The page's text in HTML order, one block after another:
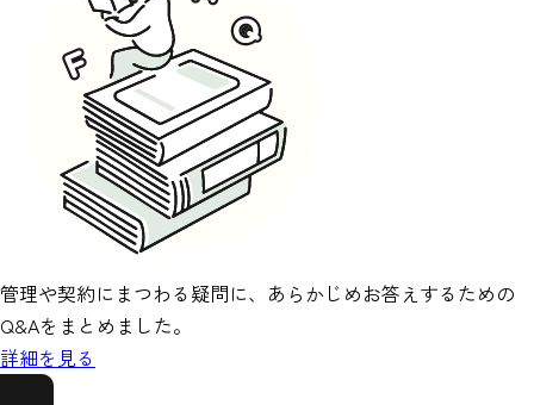
管理や契約にまつわる疑問に、あらかじめお答えするための
Q&Aをまとめました。
詳細を見る